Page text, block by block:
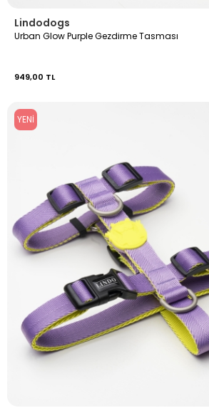
Lindodogs
Urban Glow Purple Gezdirme Tasması
949,00 TL
YENI